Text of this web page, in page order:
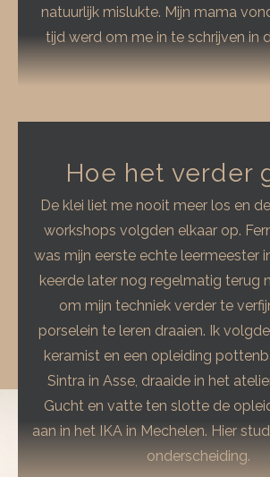
natuurlijk mislukte. Mijn mama
tijd werd om me in te schrijven in
Hoe het verder
De klei liet me nooit meer los en
workshops volgden elkaar op.
was mijn eerste echte leermeester
keerde later nog regelmatig terug
om mijn techniek verder te
porselein te leren draaien. Ik
keramist en een opleiding
Sintra in Asse, draaide in het
Gucht en vatte ten slotte de
aan in het IKA in Mechelen. Hier
onderscheiding.